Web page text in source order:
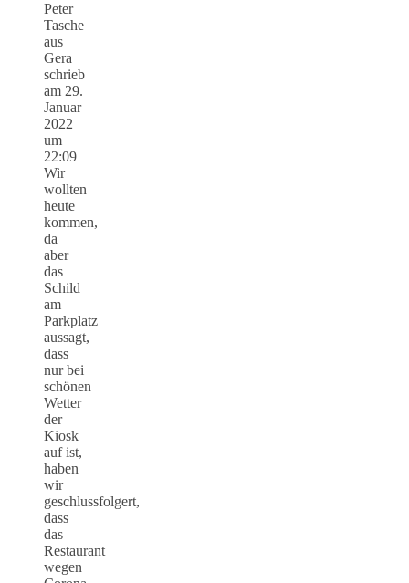
Peter
Tasche
aus
Gera
schrieb
am 29.
Januar
2022
um
22:09
Wir
wollten
heute
kommen,
da
aber
das
Schild
am
Parkplatz
aussagt,
dass
nur bei
schönen
Wetter
der
Kiosk
auf ist,
haben
wir
geschlussfolgert,
dass
das
Restaurant
wegen